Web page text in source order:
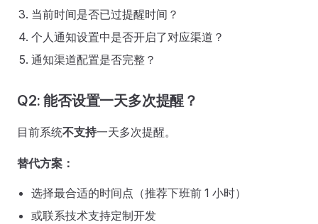
当前时间是否已过提醒时间？
个人通知设置中是否开启了对应渠道？
通知渠道配置是否完整？
Q2: 能否设置一天多次提醒？
目前系统不支持一天多次提醒。
替代方案：
选择最合适的时间点（推荐下班前 1 小时）
或联系技术支持定制开发